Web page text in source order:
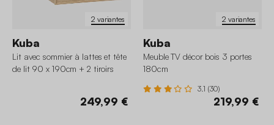
2 variantes
Kuba
Lit avec sommier à lattes et tête
de lit 90 x 190cm + 2 tiroirs
249,99 €
2 variantes
Kuba
Meuble TV décor bois 3 portes
180cm
3.1 (30)
219,99 €